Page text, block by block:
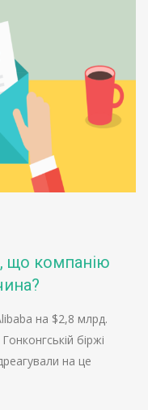
що компанію
на $2,8 млрд.
біржі
на це